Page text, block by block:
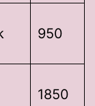
950
1850